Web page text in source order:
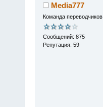
Media777
Команда переводчиков
Сообщений: 875
Репутация: 59